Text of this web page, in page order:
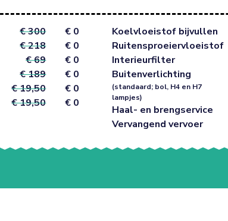
€ 300
€ 0
€ 218
€ 0
€ 69
€ 0
€ 189
€ 0
€ 19,50
€ 0
€ 19,50 € 0
Koelvloeistof bijvullen
Ruitensproeiervloeistof
Interieurfilter
Buitenverlichting
(standaard; bol, H4 en H7
lampjes)
Haal- en brengservice
Vervangend vervoer